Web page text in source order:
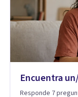
Encuentra
Responde 7